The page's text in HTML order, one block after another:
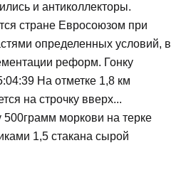
и антиколлекторы.
стране Евросоюзом при
определенных условий, в
реформ. Гонку
На отметке 1,8 км
на строчку вверх...
500грамм моркови на терке
1,5 стакана сырой